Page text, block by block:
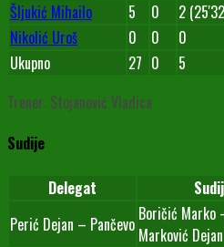
Šljukić Mihailo
5 0 2
Nikolić Uroš
0 0 0
Ukupno
27 0 5
Trener: Stojanović Vladica
Sudije
Delegat
Perić Dejan – Pančevo Boričić Marko
Marković